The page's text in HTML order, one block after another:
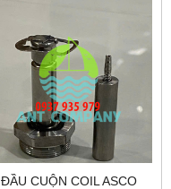
ĐẦU CUỘN COIL ASCO